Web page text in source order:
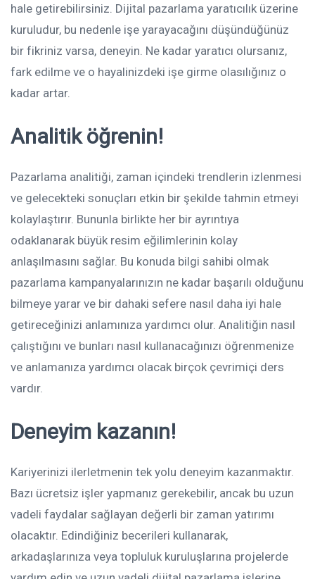
hale getirebilirsiniz. Dijital pazarlama yaratıcılık üzerine
kuruludur, bu nedenle işe yarayacağını düşündüğünüz
bir fikriniz varsa, deneyin. Ne kadar yaratıcı olursanız,
fark edilme ve o hayalinizdeki işe girme olasılığınız o
kadar artar.
Analitik öğrenin!
Pazarlama analitiği, zaman içindeki trendlerin izlenmesi
ve gelecekteki sonuçları etkin bir şekilde tahmin etmeyi
kolaylaştırır. Bununla birlikte her bir ayrıntıya
odaklanarak büyük resim eğilimlerinin kolay
anlaşılmasını sağlar. Bu konuda bilgi sahibi olmak
pazarlama kampanyalarınızın ne kadar başarılı olduğunu
bilmeye yarar ve bir dahaki sefere nasıl daha iyi hale
getireceğinizi anlamınıza yardımcı olur. Analitiğin nasıl
çalıştığını ve bunları nasıl kullanacağınızı öğrenmenize
ve anlamanıza yardımcı olacak birçok çevrimiçi ders
vardır.
Deneyim kazanın!
Kariyerinizi ilerletmenin tek yolu deneyim kazanmaktır.
Bazı ücretsiz işler yapmanız gerekebilir, ancak bu uzun
vadeli faydalar sağlayan değerli bir zaman yatırımı
olacaktır. Edindiğiniz becerileri kullanarak,
arkadaşlarınıza veya topluluk kuruluşlarına projelerde